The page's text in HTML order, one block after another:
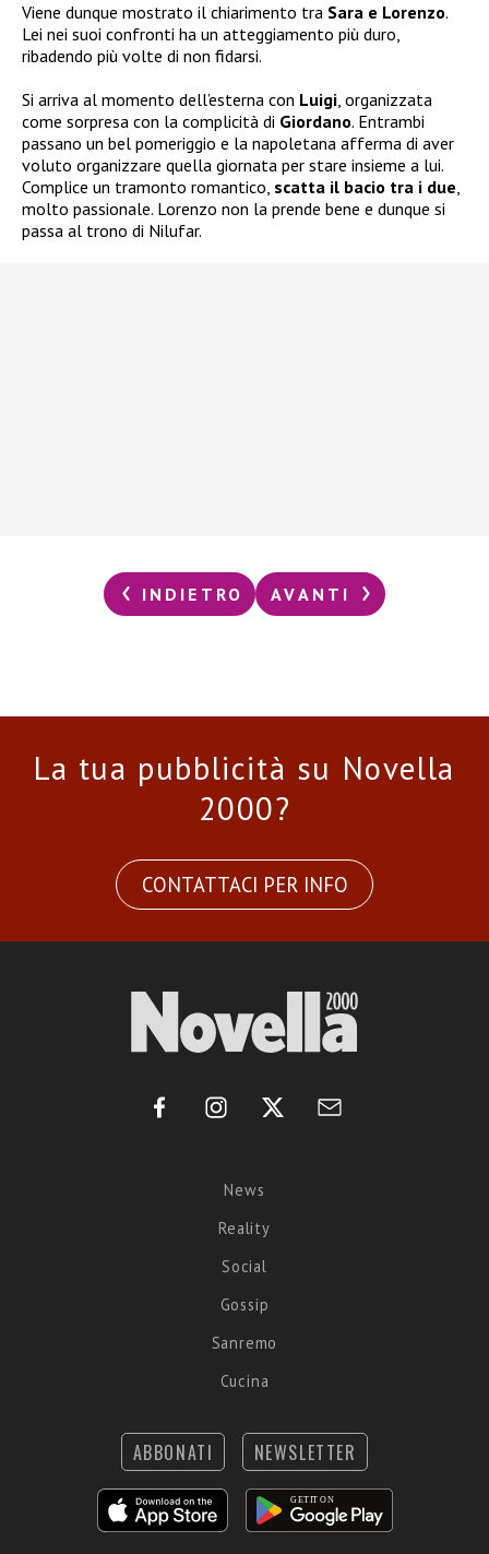
Viene dunque mostrato il chiarimento tra Sara e Lorenzo.
Lei nei suoi confronti ha un atteggiamento più duro,
ribadendo più volte di non fidarsi.
Si arriva al momento dell’esterna con Luigi, organizzata
come sorpresa con la complicità di Giordano. Entrambi
passano un bel pomeriggio e la napoletana afferma di aver
voluto organizzare quella giornata per stare insieme a lui.
Complice un tramonto romantico, scatta il bacio tra i due,
molto passionale. Lorenzo non la prende bene e dunque si
passa al trono di Nilufar.
INDIETRO AVANTI
La tua pubblicità su Novella
2000?
CONTATTACI PER INFO
News
Reality
Social
Gossip
Sanremo
Cucina
ABBONATI NEWSLETTER